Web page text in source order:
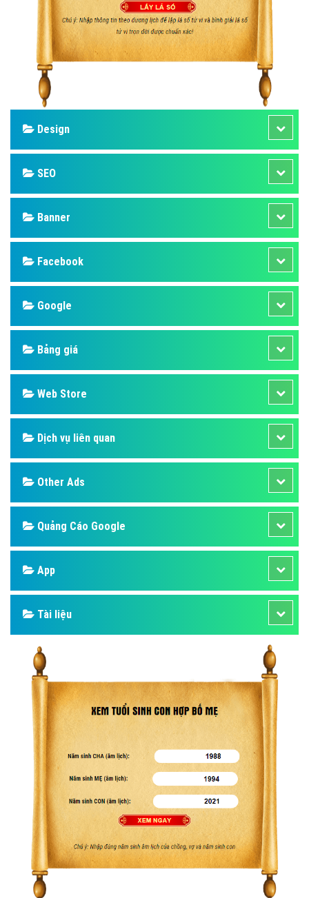
Design
SEO
Banner
Facebook
Google
Bảng giá
Web Store
Dịch vụ liên quan
Other Ads
Quảng Cáo Google
App
Tài liệu